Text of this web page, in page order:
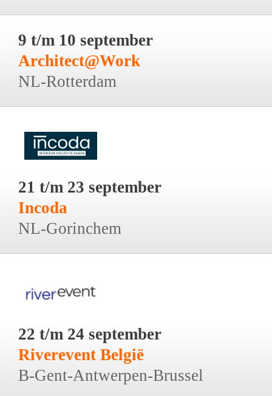
9 t/m 10 september
Architect@Work
NL-Rotterdam
21 t/m 23 september
Incoda
NL-Gorinchem
22 t/m 24 september
Riverevent België
B-Gent-Antwerpen-Brussel